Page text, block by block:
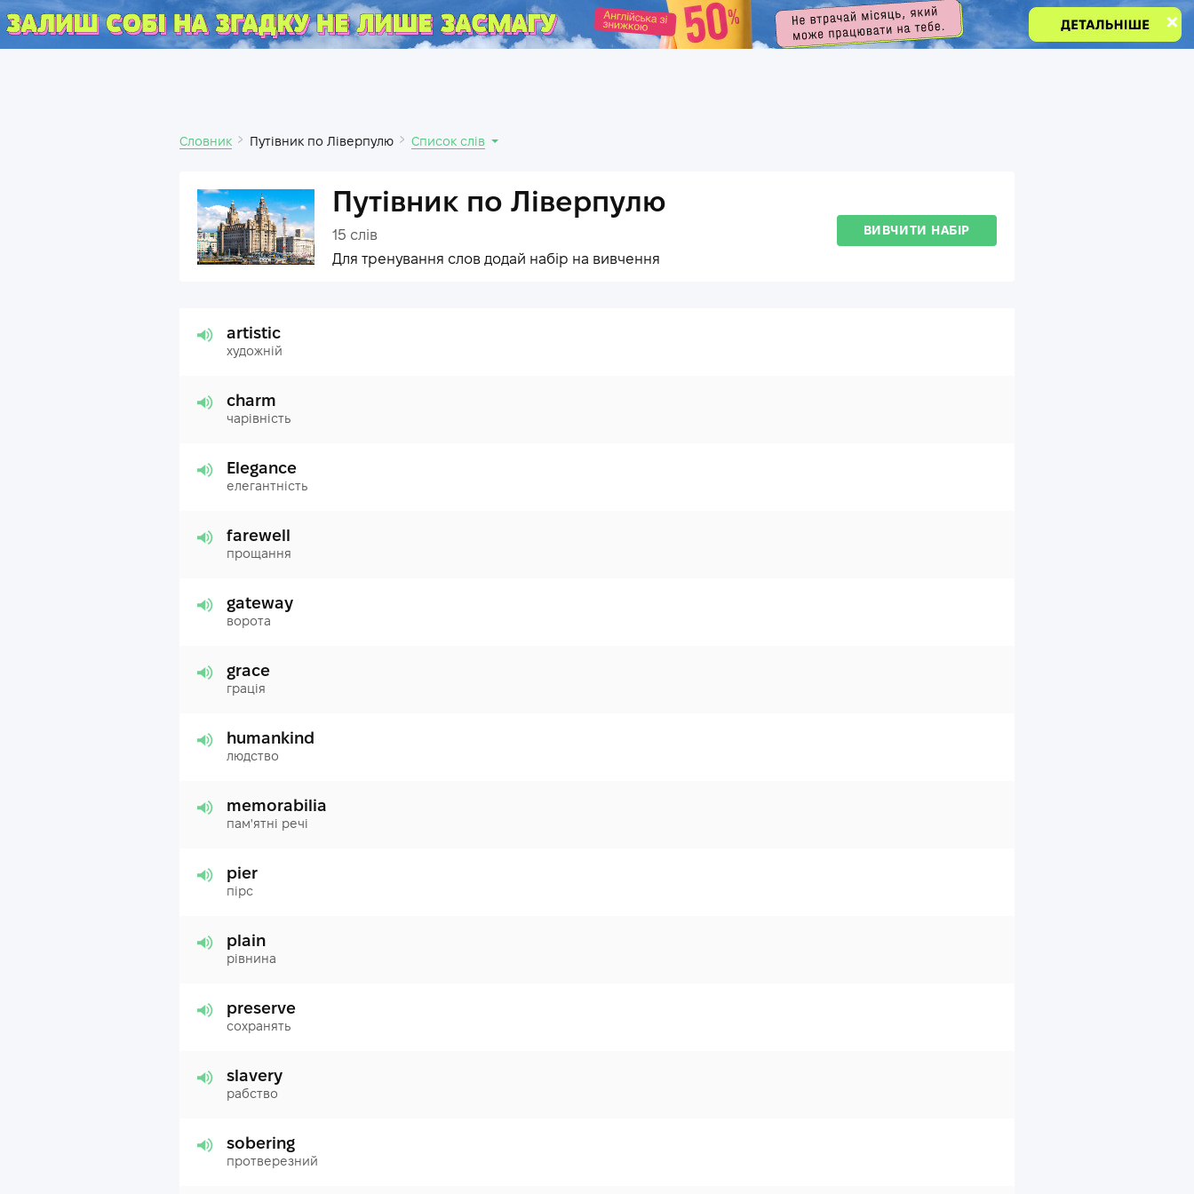
.
Словник Путівник по Ліверпулю Список слів
Путівник по Ліверпулю
15 слів
Для тренування слов додай набір на вивчення
ВИВЧИТИ НАБІР
artistic
художній
charm
чарівність
Elegance
елегантність
farewell
прощання
gateway
ворота
grace
грація
humankind
людство
memorabilia
пам'ятні речі
pier
пірс
plain
рівнина
preserve
сохранять
slavery
рабство
sobering
протверезний